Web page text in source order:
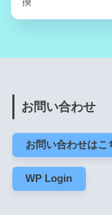
お問い合わせ
お問い合わせはこ
WP Login